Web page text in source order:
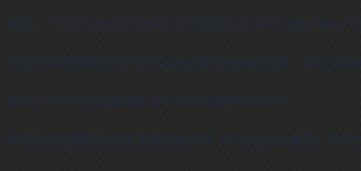
例如，不包含灰尘的传统手工制作的磨削方法可以减少灰尘产
使用环保涂料和溶剂不仅可以减少有害物质的排放，还可以改
加强员工培训也是建筑安全安全性的重要组成部分。
通过进行定期的安全教育和技能培训，可以提高运营员工的